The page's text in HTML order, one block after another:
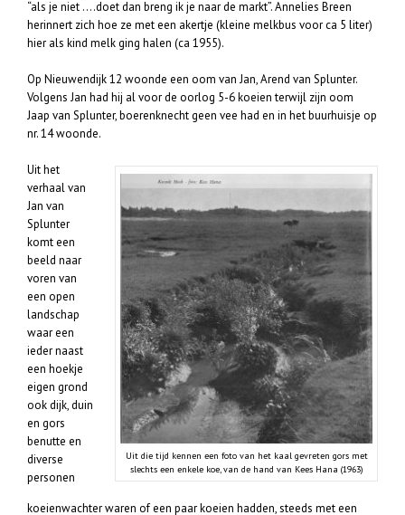
“als je niet ….doet dan breng ik je naar de markt”. Annelies Breen
herinnert zich hoe ze met een akertje (kleine melkbus voor ca 5 liter)
hier als kind melk ging halen (ca 1955).
Op Nieuwendijk 12 woonde een oom van Jan, Arend van Splunter.
Volgens Jan had hij al voor de oorlog 5-6 koeien terwijl zijn oom
Jaap van Splunter, boerenknecht geen vee had en in het buurhuisje op
nr. 14 woonde.
Uit die tijd kennen een foto van het kaal gevreten gors met
slechts een enkele koe, van de hand van Kees Hana (1963)
Uit het
verhaal van
Jan van
Splunter
komt een
beeld naar
voren van
een open
landschap
waar een
ieder naast
een hoekje
eigen grond
ook dijk, duin
en gors
benutte en
diverse
personen
koeienwachter waren of een paar koeien hadden, steeds met een